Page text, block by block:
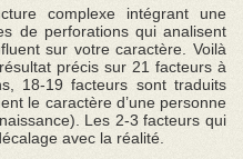
complexe intégrant une
de perforations qui analisent
sur votre caractère. Voilà
précis sur 21 facteurs à
18-19 facteurs sont traduits
le caractère d’une personne
Les 2-3 facteurs qui
avec la réalité.